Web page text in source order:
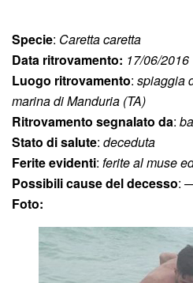
Specie: Caretta caretta
Data ritrovamento: 17/06/2016
Luogo ritrovamento: spiaggia
marina di Manduria (TA)
Ritrovamento segnalato da:
Stato di salute: deceduta
Ferite evidenti: ferite al muse
Possibili cause del decesso:
Foto: